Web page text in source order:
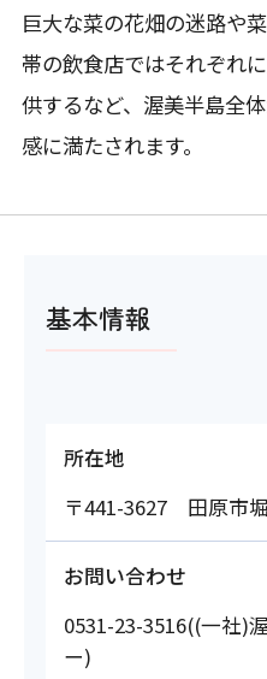
巨大な菜の花畑の迷路や
帯の飲食店ではそれぞれ
供するなど、渥美半島全
感に満たされます。
基本情報
所在地
〒441-3627 田原市
お問い合わせ
0531-23-3516((一社)
ー)